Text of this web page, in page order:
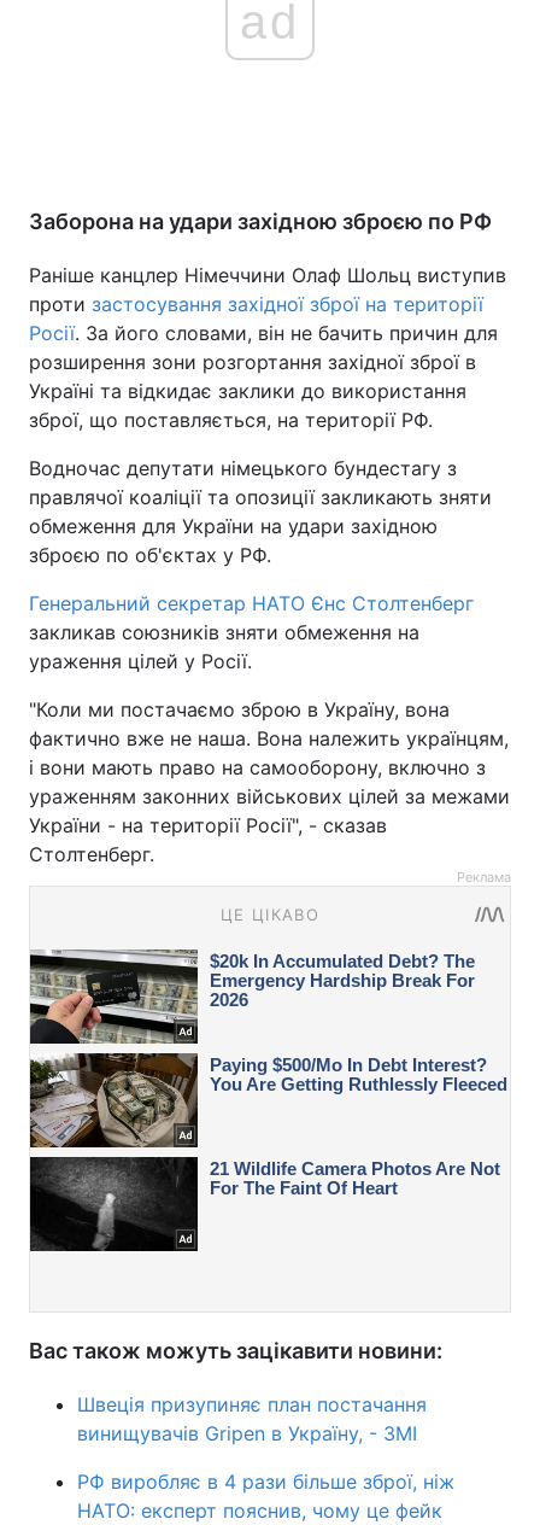
ad
Заборона на удари західною зброєю по РФ
Раніше канцлер Німеччини Олаф Шольц виступив
проти застосування західної зброї на території
Росії. За його словами, він не бачить причин для
розширення зони розгортання західної зброї в
Україні та відкидає заклики до використання
зброї, що поставляється, на території РФ.
Водночас депутати німецького бундестагу з
правлячої коаліції та опозиції закликають зняти
обмеження для України на удари західною
зброєю по об'єктах у РФ.
Генеральний секретар НАТО Єнс Столтенберг
закликав союзників зняти обмеження на
ураження цілей у Росії.
"Коли ми постачаємо зброю в Україну, вона
фактично вже не наша. Вона належить українцям,
і вони мають право на самооборону, включно з
ураженням законних військових цілей за межами
України - на території Росії", - сказав
Столтенберг.
Реклама
Вас також можуть зацікавити новини:
Швеція призупиняє план постачання
винищувачів Gripen в Україну, - ЗМІ
РФ виробляє в 4 рази більше зброї, ніж
НАТО: експерт пояснив, чому це фейк